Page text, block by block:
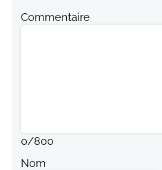
Commentaire
0/800
Nom